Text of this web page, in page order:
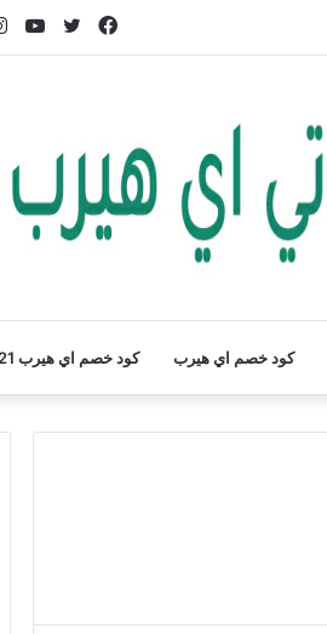
تويتر
فيسبوك
كود خصم اي هيرب كود خصم اي هيرب 2021